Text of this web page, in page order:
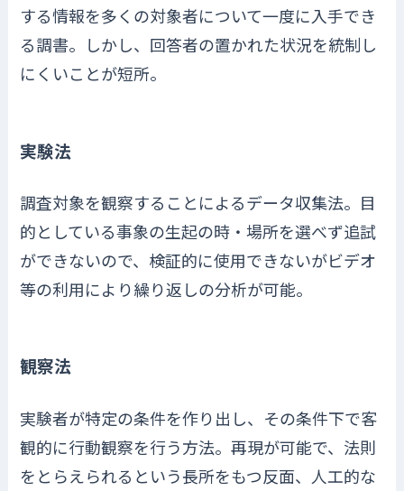
する情報を多くの対象者について一度に入手でき
る調書。しかし、回答者の置かれた状況を統制し
にくいことが短所。
実験法
調査対象を観察することによるデータ収集法。目
的としている事象の生起の時・場所を選べず追試
ができないので、検証的に使用できないがビデオ
等の利用により繰り返しの分析が可能。
観察法
実験者が特定の条件を作り出し、その条件下で客
観的に行動観察を行う方法。再現が可能で、法則
をとらえられるという長所をもつ反面、人工的な